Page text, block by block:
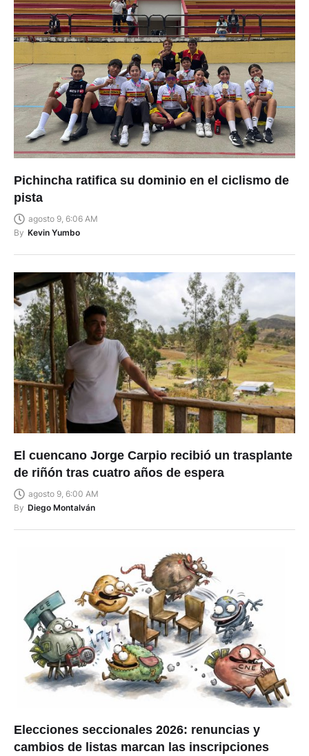
Pichincha ratifica su dominio en el ciclismo de
pista
agosto 9, 6:06 AM
By Kevin Yumbo
El cuencano Jorge Carpio recibió un trasplante
de riñón tras cuatro años de espera
agosto 9, 6:00 AM
By Diego Montalván
Elecciones seccionales 2026: renuncias y
cambios de listas marcan las inscripciones